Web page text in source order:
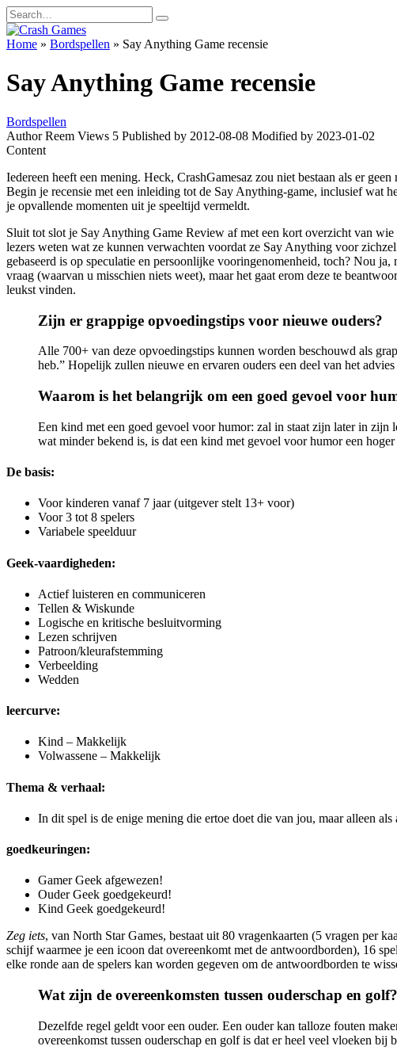
Skip
to
content
Search
for:
Home » Bordspellen » Say Anything Game recensie
Say Anything Game recensie
Bordspellen
Author Reem Views 5 Published by 2012-08-08 Modified by 2023-01-02
Content
Iedereen heeft een mening. Heck, CrashGamesaz zou niet bestaan ​​als er
Begin je recensie met een inleiding tot de Say Anything-game, inclusief wat
je opvallende momenten uit je speeltijd vermeldt.
Sluit tot slot je Say Anything Game Review af met een kort overzicht van
lezers weten wat ze kunnen verwachten voordat ze Say Anything voor
gebaseerd is op speculatie en persoonlijke vooringenomenheid, toch? Nou
vraag (waarvan u misschien niets weet), maar het gaat erom deze te
leukst vinden.
Zijn er grappige opvoedingstips voor nieuwe ouders?
Alle 700+ van deze opvoedingstips kunnen worden beschouwd als
heb.” Hopelijk zullen nieuwe en ervaren ouders een deel van het
Waarom is het belangrijk om een ​​goed gevoel voor
Een kind met een goed gevoel voor humor: zal in staat zijn later in
wat minder bekend is, is dat een kind met gevoel voor humor een
De basis:
Voor kinderen vanaf 7 jaar (uitgever stelt 13+ voor)
Voor 3 tot 8 spelers
Variabele speelduur
Geek-vaardigheden:
Actief luisteren en communiceren
Tellen & Wiskunde
Logische en kritische besluitvorming
Lezen schrijven
Patroon/kleurafstemming
Verbeelding
Wedden
leercurve:
Kind – Makkelijk
Volwassene – Makkelijk
Thema & verhaal:
In dit spel is de enige mening die ertoe doet die van jou, maar alleen als
goedkeuringen:
Gamer Geek afgewezen!
Ouder Geek goedgekeurd!
Kind Geek goedgekeurd!
Zeg iets, van North Star Games, bestaat uit 80 vragenkaarten (5 vragen per
schijf waarmee je een icoon dat overeenkomt met de antwoordborden), 16
elke ronde aan de spelers kan worden gegeven om de antwoordborden te
Wat zijn de overeenkomsten tussen ouderschap en golf?
Dezelfde regel geldt voor een ouder. Een ouder kan talloze fouten
overeenkomst tussen ouderschap en golf is dat er heel veel vloeken bij